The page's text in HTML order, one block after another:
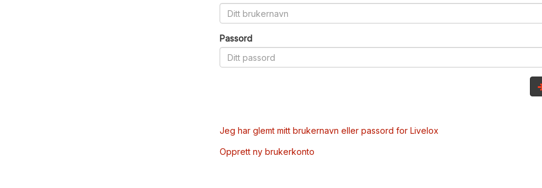
Passord
Jeg har glemt mitt brukernavn eller passord for Livelox
Opprett ny brukerkonto